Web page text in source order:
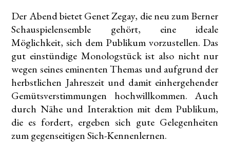
Der Abend bietet Genet Zegay, die neu zum Berner
Schauspielensemble gehört, eine ideale
Möglichkeit, sich dem Publikum vorzustellen. Das
gut einstündige Monologstück ist also nicht nur
wegen seines eminenten Themas und aufgrund der
herbstlichen Jahreszeit und damit einhergehender
Gemütsverstimmungen hochwillkommen. Auch
durch Nähe und Interaktion mit dem Publikum,
die es fordert, ergeben sich gute Gelegenheiten
zum gegenseitigen Sich-Kennenlernen.